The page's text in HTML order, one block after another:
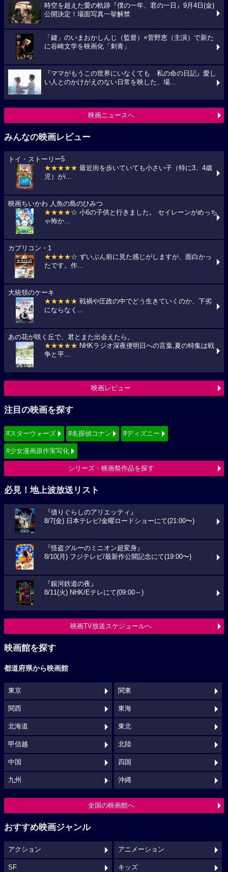
時空を超えた愛の軌跡『僕の一年、君の一日』9月4日(金)
公開決定！場面写真一挙解禁
「鍵」のいまおかしんじ（監督）×菅野恵（主演）で新た
に谷崎文学を映画化「刺青」
『ママがもうこの世界にいなくても 私の命の日記』愛し
い人とのかけがえのない日常を映した、場...
映画ニュースへ
みんなの映画レビュー
トイ・ストーリー5
★★★★★ 最近街を歩いていても小さい子（特に3、4歳
児）がi...
映画ちいかわ 人魚の島のひみつ
★★★★☆ 小6の子供と行きました。 セイレーンがめっち
ゃ怖か...
カプリコン・1
★★★★☆ ずいぶん前に見た感じがしますが、面白かっ
たです。作...
大統領のケーキ
★★★★★ 戦禍や圧政の中でどう生きていくのか、下劣
にならなく...
あの花が咲く丘で、君とまた出会えたら。
★★★★★ NHKラジオ深夜便明日への言葉,夏の特集は戦
争と平...
映画レビュー
注目の映画を探す
#スターウォーズ #名探偵コナン #ディズニー
#少女漫画原作実写化
シリーズ・映画祭作品を探す
必見！地上波放送リスト
『借りぐらしのアリエッティ』
8/7(金) 日本テレビ/金曜ロードショーにて(21:00〜)
『怪盗グルーのミニオン超変身』
8/10(月) フジテレビ/最新作公開記念にて(19:00〜)
『銀河鉄道の夜』
8/11(火) NHK/Eテレにて(09:00～)
映画TV放送スケジュールへ
映画館を探す
都道府県から映画館
東京 関東
関西 東海
北海道 東北
甲信越 北陸
中国 四国
九州 沖縄
全国の映画館へ
おすすめ映画ジャンル
アクション アニメーション
SF キッズ